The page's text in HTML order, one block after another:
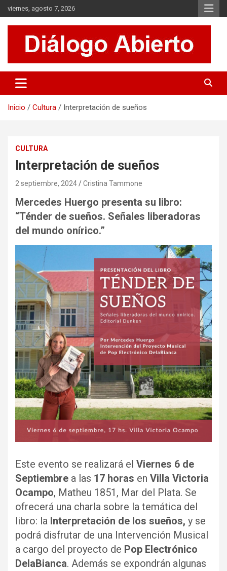
Saltar
al
contenido
viernes, agosto 7, 2026
Diálogo Abierto
Se tratan diversos temas de actualidad buscando hacer un
aporte a la sociedad, brindando información relevante de lo que
Inicio Cultura Interpretación de sueños
CULTURA
Interpretación de sueños
2 septiembre, 2024 Cristina Tammone
Mercedes Huergo presenta su libro:
“Ténder de sueños. Señales liberadoras
del mundo onírico.”
Este evento se realizará el Viernes 6 de
Septiembre a las 17 horas en Villa Victoria
Ocampo, Matheu 1851, Mar del Plata. Se
ofrecerá una charla sobre la temática del
libro: la Interpretación de los sueños, y se
podrá disfrutar de una Intervención Musical
a cargo del proyecto de Pop Electrónico
DelaBianca. Además se expondrán algunas